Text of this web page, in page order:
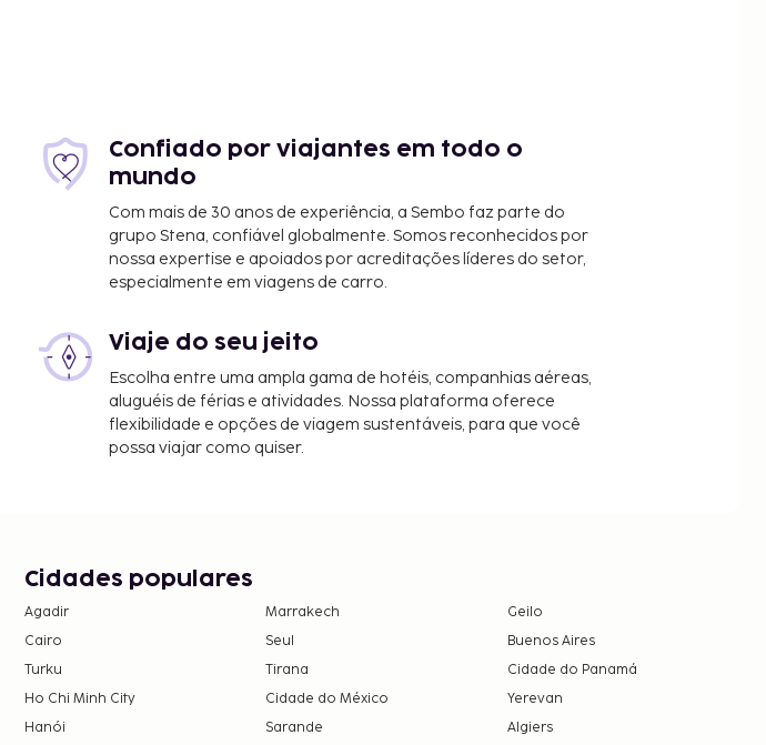
Confiado por viajantes em todo o
mundo
Com mais de 30 anos de experiência, a Sembo faz parte do
grupo Stena, confiável globalmente. Somos reconhecidos por
nossa expertise e apoiados por acreditações líderes do setor,
especialmente em viagens de carro.
Viaje do seu jeito
Escolha entre uma ampla gama de hotéis, companhias aéreas,
aluguéis de férias e atividades. Nossa plataforma oferece
flexibilidade e opções de viagem sustentáveis, para que você
possa viajar como quiser.
Cidades populares
Agadir Marrakech
Geilo
Cairo
Seul
Buenos Aires
Turku
Tirana
Cidade do Panamá
Ho Chi Minh City
Cidade do México
Yerevan
Hanói
Sarande Algiers